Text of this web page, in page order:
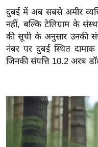
वि
शे
ष
ज्ञ
रा
ज
दुबई में अब सबसे अमीर
नहीं, बल्कि टेलिग्राम के
की सूची के अनुसार उनकी
नंबर पर दुबई स्थित दामाक
जिनकी संपत्ति 10.2 अरब